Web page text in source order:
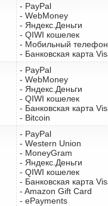
- PayPal
- WebMoney
- Яндекс.Деньги
- QIWI кошелек
- Мобильный телефон
- Банковская карта
- PayPal
- WebMoney
- Яндекс.Деньги
- QIWI кошелек
- Банковская карта
- Bitcoin
- PayPal
- Western Union
- MoneyGram
- Яндекс.Деньги
- QIWI кошелек
- Банковская карта
- Amazon Gift Card
- ePayments